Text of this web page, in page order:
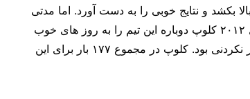
بکشد و نتایج خوبی را به دست آورد. اما مدتی
بعد دوباره این تیم رو به افول رفت. بعد از آن در فصل ۲۰۱۲ کلوپ دوباره این تیم را به روز های خوب
خودش برگرداند و به نتایجی رسیدند که برای آن ها باور نکردنی بود. کلوپ در مجموع ۱۷۷ بار برای این